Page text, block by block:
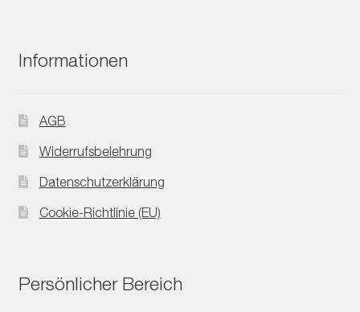
Informationen
AGB
Widerrufsbelehrung
Datenschutzerklärung
Cookie-Richtlinie (EU)
Persönlicher Bereich